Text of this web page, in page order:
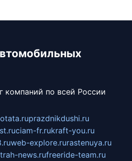
компаний по всей России
prazdnikdushi.ru
ciam-fr.rukraft-you.ru
web-explore.rurastenuya.ru
news.rufreeride-team.ru